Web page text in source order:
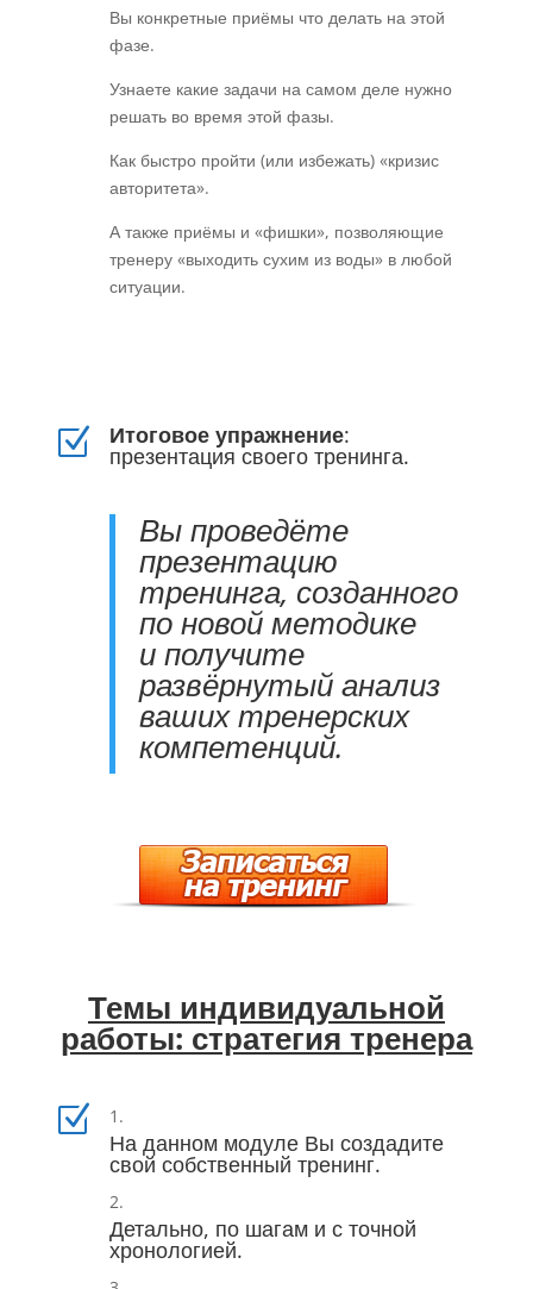
Вы конкретные приёмы что делать на этой
фазе.
Узнаете какие задачи на самом деле нужно
решать во время этой фазы.
Как быстро пройти (или избежать) «кризис
авторитета».
А также приёмы и «фишки», позволяющие
тренеру «выходить сухим из воды» в любой
ситуации.
Z Итоговое упражнение:
презентация своего тренинга.
Вы проведёте
презентацию
тренинга, созданного
по новой методике
и получите
развёрнутый анализ
ваших тренерских
компетенций.
Темы индивидуальной
работы: стратегия тренера
Z
На данном модуле Вы создадите
свой собственный тренинг.
Детально, по шагам и с точной
хронологией.